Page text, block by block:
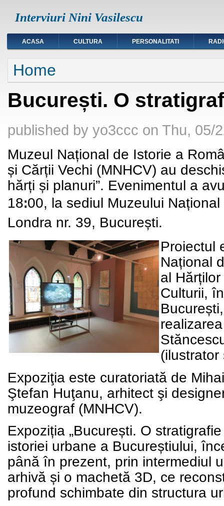
Interviuri Nini Vasilescu
ACASA CULTURA PERSONALITATI
You are here
Home
București. O
published by yo3ccc on Thu, 05/
Muzeul Național de Istorie a
și Cărții Vechi (MNHCV) au
hărți și planuri”. Evenimentul a
18ꓽ00, la sediul Muzeului
Londra nr. 39, București.
Proiectul
Național
al
Culturii,
(ilustrator
Expoziţia este curatoriată de
Ştefan Huţanu, arhitect şi
muzeograf (MNHCV).
Expoziția „București. O
istoriei urbane a Bucureștiului,
până în prezent, prin intermediul
arhivă și o machetă 3D, ce
profund schimbate din structura